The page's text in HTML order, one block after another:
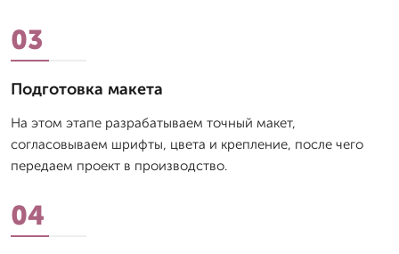
03
Подготовка макета
На этом этапе разрабатываем точный макет,
согласовываем шрифты, цвета и крепление, после чего
передаем проект в производство.
04